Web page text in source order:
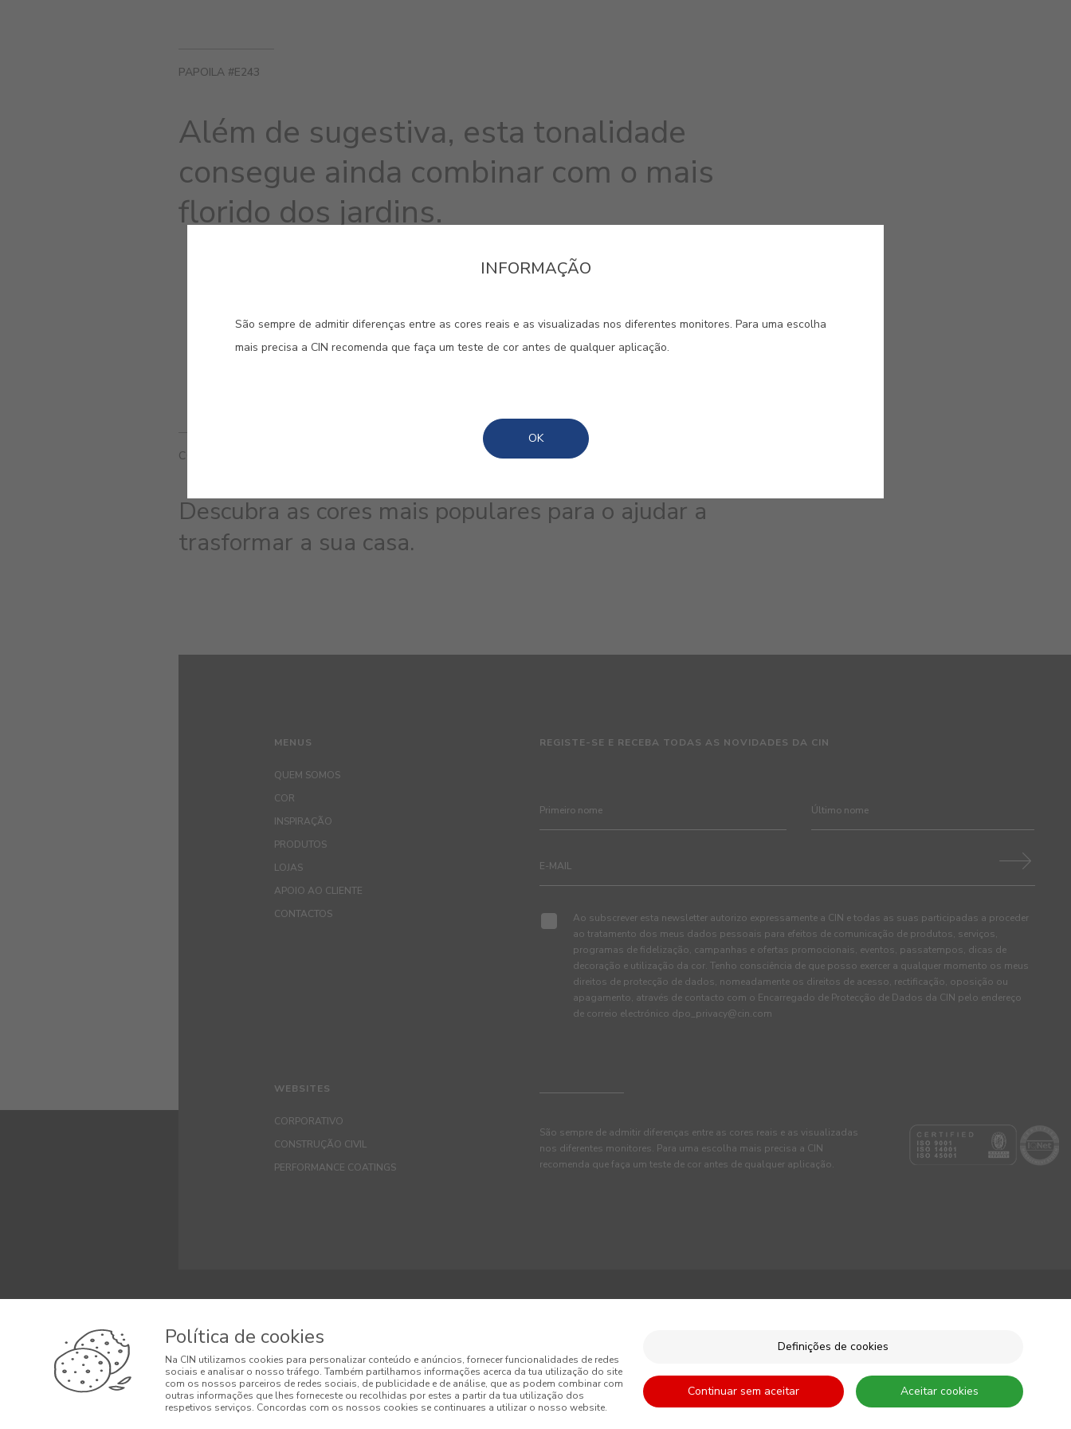
PAPOILA #E243
Além de sugestiva, esta tonalidade
consegue ainda combinar com o mais
florido dos jardins.
CORES RELACIONADAS
Descubra as cores mais populares para o ajudar a
trasformar a sua casa.
MENUS
QUEM SOMOS
COR
INSPIRAÇÃO
PRODUTOS
LOJAS
APOIO AO CLIENTE
CONTACTOS
REGISTE-SE E RECEBA TODAS AS NOVIDADES DA CIN
Ao subscrever esta newsletter autorizo expressamente a CIN e todas as suas participadas a proceder
ao tratamento dos meus dados pessoais para efeitos de comunicação de produtos, serviços,
programas de fidelização, campanhas e ofertas promocionais, eventos, passatempos, dicas de
decoração e utilização da cor. Tenho consciência de que posso exercer a qualquer momento os meus
direitos de protecção de dados, nomeadamente os direitos de acesso, rectificação, oposição ou
apagamento, através de contacto com o Encarregado de Protecção de Dados da CIN pelo endereço
de correio electrónico dpo_privacy@cin.com
WEBSITES
CORPORATIVO
CONSTRUÇÃO CIVIL
PERFORMANCE COATINGS
São sempre de admitir diferenças entre as cores reais e as visualizadas
nos diferentes monitores. Para uma escolha mais precisa a CIN
recomenda que faça um teste de cor antes de qualquer aplicação.
Termos e Condições Política de Privacidade
Política de Cookies
Condições Gerais de Venda
INFORMAÇÃO
São sempre de admitir diferenças entre as cores reais e as visualizadas nos diferentes monitores. Para uma escolha
mais precisa a CIN recomenda que faça um teste de cor antes de qualquer aplicação.
OK
Política de cookies
Na CIN utilizamos cookies para personalizar conteúdo e anúncios, fornecer funcionalidades de redes
sociais e analisar o nosso tráfego. Também partilhamos informações acerca da tua utilização do site
com os nossos parceiros de redes sociais, de publicidade e de análise, que as podem combinar com
outras informações que lhes forneceste ou recolhidas por estes a partir da tua utilização dos
respetivos serviços. Concordas com os nossos cookies se continuares a utilizar o nosso website.
Definições de cookies
Continuar sem aceitar Aceitar cookies